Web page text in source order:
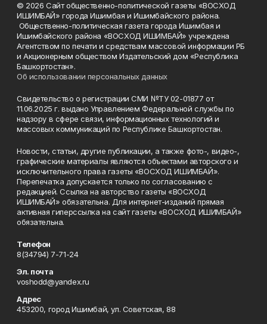
© 2026 Сайт общественно-политической газеты «ВОСХОД
ИШИМБАЙ» города Ишимбая и Ишимбайского района.
Общественно-политическая газета города Ишимбая и
Ишимбайского района «ВОСХОД ИШИМБАЙ» учреждена
Агентством по печати и средствам массовой информации РБ
и Акционерным обществом Издательский дом «Республика
Башкортостан».
Об использовании персональных данных
Свидетельство о регистрации СМИ №ТУ 02-01877 от
11.06.2025 г. выдано Управлением Федеральной службы по
надзору в сфере связи, информационных технологий и
массовых коммуникаций по Республике Башкортостан.
Новости, статьи, другие публикации, а также фото-, видео-,
графические материалы являются объектами авторского и
исключительного права газеты «ВОСХОД ИШИМБАЙ».
Перепечатка допускается только по согласованию с
редакцией. Ссылка на авторство газеты «ВОСХОД
ИШИМБАЙ» обязательна. Для интернет-изданий прямая
активная гиперссылка на сайт газеты «ВОСХОД ИШИМБАЙ»
обязательна.
Телефон
8(34794) 7-71-24
Эл. почта
voshodd@yandex.ru
Адрес
453200, город Ишимбай, ул. Советская, 88